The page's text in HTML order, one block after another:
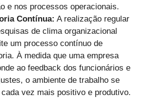
e nos processos operacionais.
Contínua: A realização regular
de clima organizacional
um processo contínuo de
À medida que uma empresa
ao feedback dos funcionários e
o ambiente de trabalho se
vez mais positivo e produtivo.